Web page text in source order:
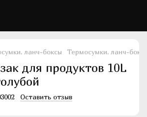
ланч-боксы Термосумки, ланч-
для продуктов 10L
Оставить отзыв